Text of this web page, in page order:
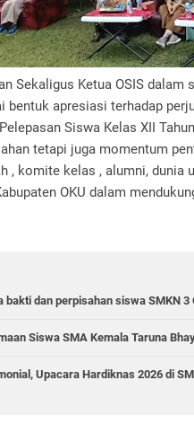
Sekaligus Ketua OSIS
bentuk apresiasi terhadap
Siswa Kelas XII
tetapi juga momentum
, komite kelas , alumni, dunia
OKU dalam
bakti dan perpisahan siswa SMKN 3
Siswa SMA Kemala Taruna
Upacara Hardiknas 2026 di